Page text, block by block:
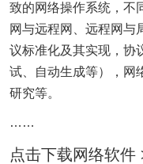
致的网络操作系统，不
网与远程网、远程网与
议标准化及其实现，协
试、自动生成等），网
研究等。
……
点击下载网络软件